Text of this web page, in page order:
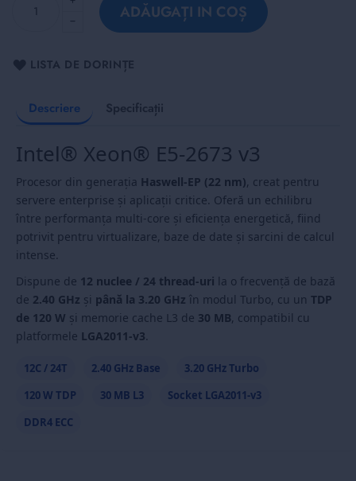
ADĂUGAȚI IN COȘ
LISTA DE DORINȚE
Descriere Specificații
Intel® Xeon® E5-2673 v3
Procesor din generația Haswell-EP (22 nm), creat pentru
servere enterprise și aplicații critice. Oferă un echilibru
între performanța multi-core și eficiența energetică, fiind
potrivit pentru virtualizare, baze de date și sarcini de calcul
intense.
Dispune de 12 nuclee / 24 thread-uri la o frecvență de bază
de 2.40 GHz și până la 3.20 GHz în modul Turbo, cu un TDP
de 120 W și memorie cache L3 de 30 MB, compatibil cu
platformele LGA2011-v3.
12C / 24T 2.40 GHz Base
3.20 GHz Turbo
120 W TDP
30 MB L3
Socket LGA2011-v3
DDR4 ECC